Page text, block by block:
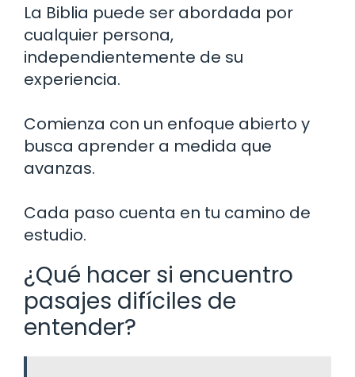
La Biblia puede ser abordada por
cualquier persona,
independientemente de su
experiencia.
Comienza con un enfoque abierto y
busca aprender a medida que
avanzas.
Cada paso cuenta en tu camino de
estudio.
¿Qué hacer si encuentro
pasajes difíciles de
entender?